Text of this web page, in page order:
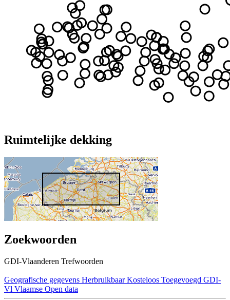
Ruimtelijke dekking
Zoekwoorden
GDI-Vlaanderen Trefwoorden
Geografische gegevens Herbruikbaar Kosteloos Toegevoegd GDI-
Vl Vlaamse Open data